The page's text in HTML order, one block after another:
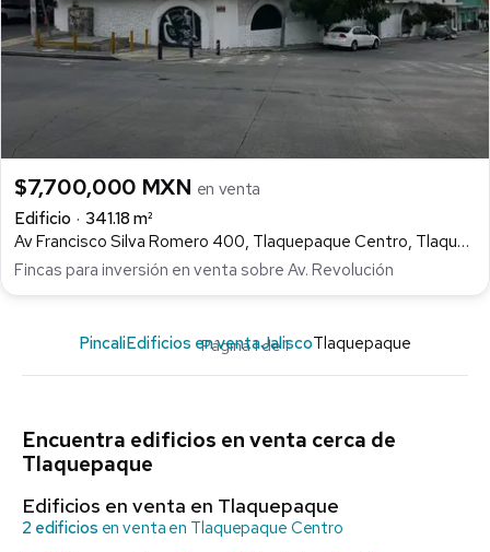
$7,700,000 MXN en venta
Edificio
341.18 m²
Av Francisco Silva Romero 400, Tlaquepaque Centro, Tlaquepaque
Fincas para inversión en venta sobre Av. Revolución
Página 1 de 1
PincaliEdificios en ventaJaliscoTlaquepaque
Encuentra edificios en venta cerca de
Tlaquepaque
Edificios en venta en Tlaquepaque
2 edificios en venta en Tlaquepaque Centro